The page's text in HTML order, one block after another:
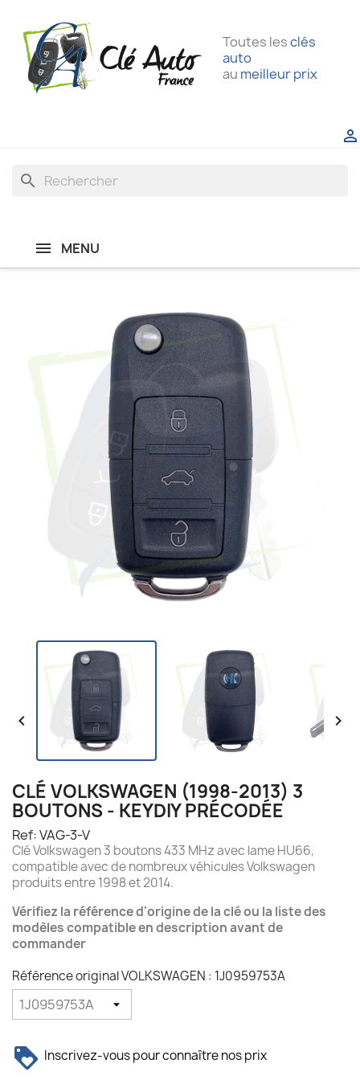
Toutes lesclés
auto
au meilleur prix

search
MENU
 
CLÉ VOLKSWAGEN (1998-2013) 3
BOUTONS - KEYDIY PRÉCODÉE
Ref: VAG-3-V
Clé Volkswagen 3 boutons 433 MHz avec lame HU66,
compatible avec de nombreux véhicules Volkswagen
produits entre 1998 et 2014.
Vérifiez la référence d'origine de la clé ou la liste des
modèles compatible en description avant de
commander
Référence original VOLKSWAGEN : 1J0959753A
Inscrivez-vous pour connaître nos prix